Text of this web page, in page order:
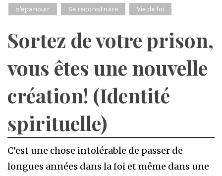
s'épanouir Se reconstruire Vie de foi
Sortez de votre prison,
vous êtes une nouvelle
création! (Identité
spirituelle)
C’est une chose intolérable de passer de
longues années dans la foi et même dans une